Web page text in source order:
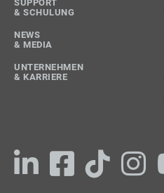
SUPPORT
& SCHULUNG
NEWS
& MEDIA
UNTERNEHMEN
& KARRIERE